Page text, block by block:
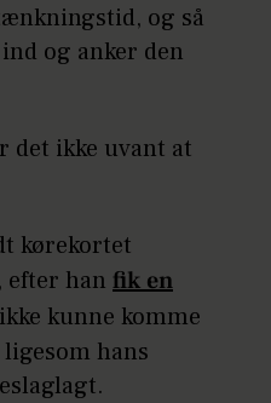
og så
og anker den
det ikke uvant at
kørekortet
efter han fik en
kunne komme
hans